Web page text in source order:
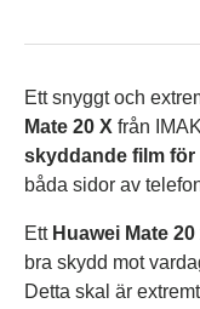
Ett snyggt och
Mate 20 X från IMAK
skyddande film för
båda sidor av
Ett Huawei Mate
bra skydd mot
Detta skal är